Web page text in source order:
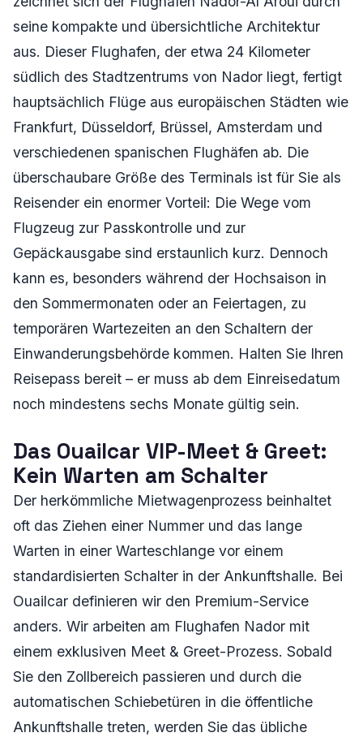
seine kompakte und übersichtliche Architektur
aus. Dieser Flughafen, der etwa 24 Kilometer
südlich des Stadtzentrums von Nador liegt, fertigt
hauptsächlich Flüge aus europäischen Städten wie
Frankfurt, Düsseldorf, Brüssel, Amsterdam und
verschiedenen spanischen Flughäfen ab. Die
überschaubare Größe des Terminals ist für Sie als
Reisender ein enormer Vorteil: Die Wege vom
Flugzeug zur Passkontrolle und zur
Gepäckausgabe sind erstaunlich kurz. Dennoch
kann es, besonders während der Hochsaison in
den Sommermonaten oder an Feiertagen, zu
temporären Wartezeiten an den Schaltern der
Einwanderungsbehörde kommen. Halten Sie Ihren
Reisepass bereit – er muss ab dem Einreisedatum
noch mindestens sechs Monate gültig sein.
Das Ouailcar VIP-Meet & Greet:
Kein Warten am Schalter
Der herkömmliche Mietwagenprozess beinhaltet
oft das Ziehen einer Nummer und das lange
Warten in einer Warteschlange vor einem
standardisierten Schalter in der Ankunftshalle. Bei
Ouailcar definieren wir den Premium-Service
anders. Wir arbeiten am Flughafen Nador mit
einem exklusiven Meet & Greet-Prozess. Sobald
Sie den Zollbereich passieren und durch die
automatischen Schiebetüren in die öffentliche
Ankunftshalle treten, werden Sie das übliche